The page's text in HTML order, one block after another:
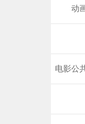
动
电影公